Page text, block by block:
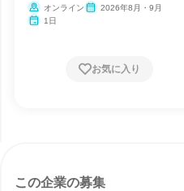
オンライン
2026年8月・9月
1日
お気に入り
この企業の募集